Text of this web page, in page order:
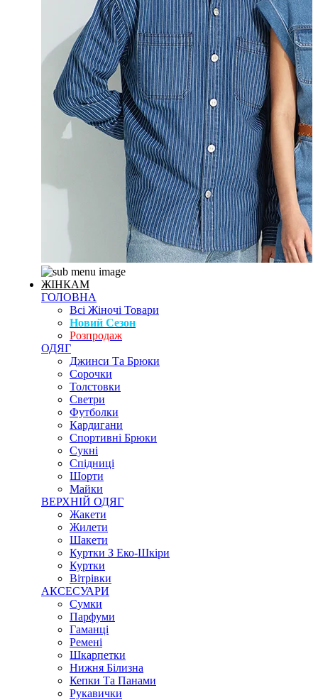
ЖІНКАМ
ГОЛОВНА
Всі Жіночі Товари
Новий Сезон
Розпродаж
ОДЯГ
Джинси Та Брюки
Сорочки
Толстовки
Светри
Футболки
Кардигани
Спортивні Брюки
Сукні
Спідниці
Шорти
Майки
ВЕРХНІЙ ОДЯГ
Жакети
Жилети
Шакети
Куртки З Еко-Шкіри
Куртки
Вітрівки
АКСЕСУАРИ
Сумки
Парфуми
Гаманці
Ремені
Шкарпетки
Нижня Білизна
Кепки Та Панами
Рукавички